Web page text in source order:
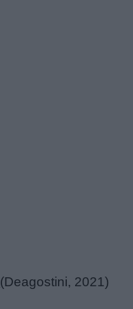
(Deagostini, 2021)